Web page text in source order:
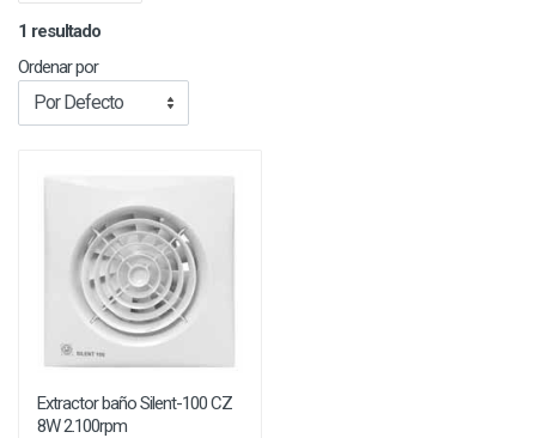
1 resultado
Ordenar por
Extractor baño Silent-100 CZ
8W 2.100rpm